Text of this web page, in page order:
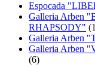
Espocada
Galleria Arben
RHAPSODY"
Galleria Arben
Galleria Arben
(6)